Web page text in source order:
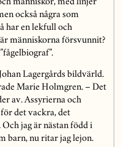
människor, med linjer
också några som
har en lekfull och
människorna försvunnit?
Lagergårds bildvärld.
Marie Holmgren. – Det
av. Assyrierna och
det vackra, det
jag är nästan född i
barn, nu ritar jag lejon.